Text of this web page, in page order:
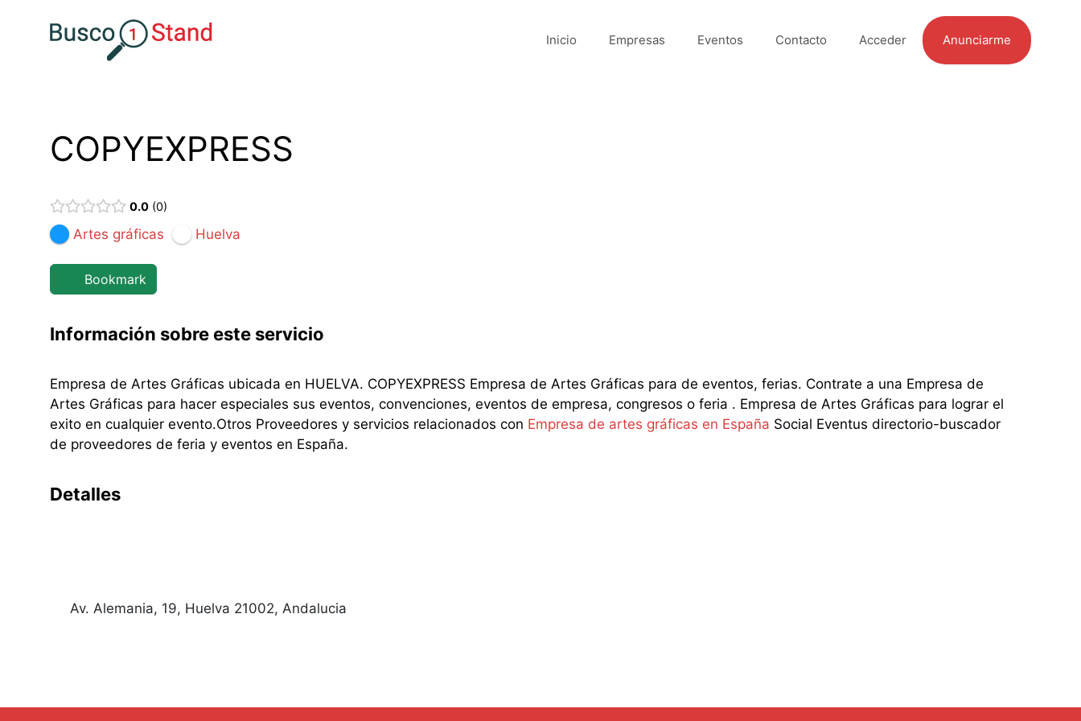
Inicio Empresas Eventos Contacto Acceder Anunciarme
COPYEXPRESS
0.0 0
Artes gráficas Huelva
Bookmark
Información sobre este servicio
Empresa de Artes Gráficas ubicada en HUELVA. COPYEXPRESS Empresa de Artes Gráficas para de eventos, ferias. Contrate a una Empresa de
Artes Gráficas para hacer especiales sus eventos, convenciones, eventos de empresa, congresos o feria . Empresa de Artes Gráficas para lograr el
exito en cualquier evento.Otros Proveedores y servicios relacionados con Empresa de artes gráficas en España Social Eventus directorio-buscador
de proveedores de feria y eventos en España.
Detalles
Av. Alemania, 19, Huelva 21002, Andalucia